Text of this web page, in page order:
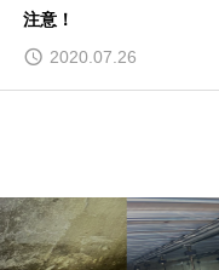
注意！
2020.07.26